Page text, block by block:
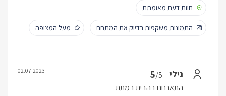
חוות דעת מאומתת
התמונות משקפות בדיוק את המתחם מעל המצופה
נילי 5/5
התארחנו בהבית במתת
02.07.2023